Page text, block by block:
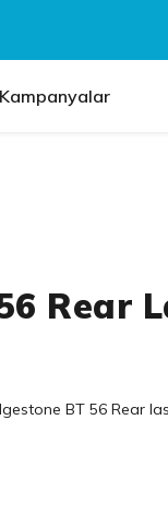
Kampanyalar
Rear
BT 56 Rear